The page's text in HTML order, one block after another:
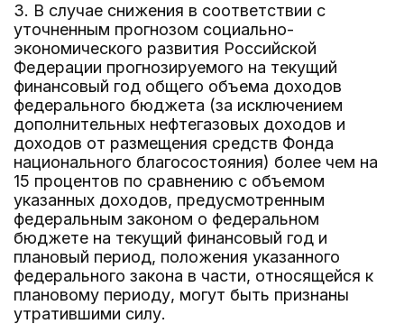
3. В случае снижения в соответствии с
уточненным прогнозом социально-
экономического развития Российской
Федерации прогнозируемого на текущий
финансовый год общего объема доходов
федерального бюджета (за исключением
дополнительных нефтегазовых доходов и
доходов от размещения средств Фонда
национального благосостояния) более чем на
15 процентов по сравнению с объемом
указанных доходов, предусмотренным
федеральным законом о федеральном
бюджете на текущий финансовый год и
плановый период, положения указанного
федерального закона в части, относящейся к
плановому периоду, могут быть признаны
утратившими силу.